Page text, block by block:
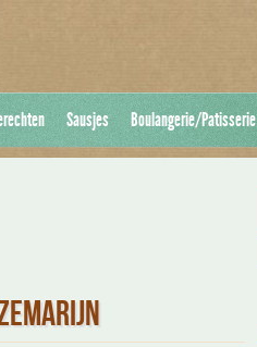
Sausjes Boulangerie/Patisserie